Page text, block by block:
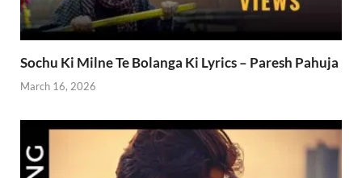
Sochu Ki Milne Te Bolanga Ki Lyrics – Paresh Pahuja
March 16, 2026